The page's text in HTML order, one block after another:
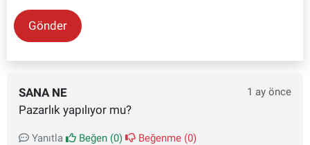
Gönder
SANA NE 1 ay önce
Pazarlık yapılıyor mu?
Yanıtla Beğen (0) Beğenme (0)